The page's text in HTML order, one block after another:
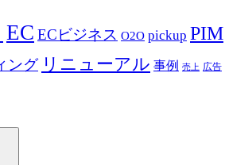
EC ECビジネス O2O pickup PIM
ング リニューアル 事例 売上 広告